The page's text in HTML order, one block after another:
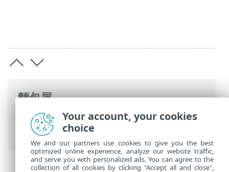
麵包屑
ESET 線上說明>ESET Endpoint Security>
進階設定
>工具> 時段
Your account, your cookies
choice
We and our partners use cookies to give you the best
optimized online experience, analyze our website traffic,
and serve you with personalized ads. You can agree to the
collection of all cookies by clicking "Accept all and close",